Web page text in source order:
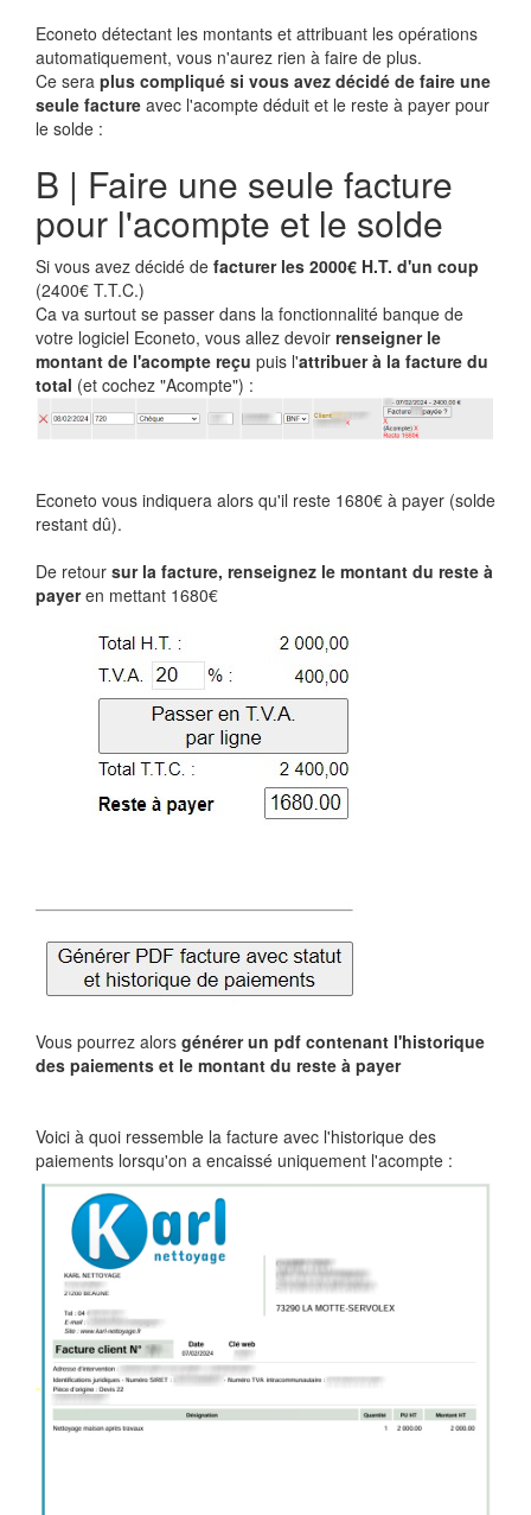
Econeto détectant les montants et attribuant les opérations
automatiquement, vous n'aurez rien à faire de plus.
Ce sera plus compliqué si vous avez décidé de faire une
seule facture avec l'acompte déduit et le reste à payer pour
le solde :
B | Faire une seule facture
pour l'acompte et le solde
Si vous avez décidé de facturer les 2000€ H.T. d'un coup
(2400€ T.T.C.)
Ca va surtout se passer dans la fonctionnalité banque de
votre logiciel Econeto, vous allez devoir renseigner le
montant de l'acompte reçu puis l'attribuer à la facture du
total (et cochez "Acompte") :
Econeto vous indiquera alors qu'il reste 1680€ à payer (solde
restant dû).
De retour sur la facture, renseignez le montant du reste à
payeren mettant 1680€
Vous pourrez alors générer un pdf contenant l'historique
des paiements et le montant du reste à payer
Voici à quoi ressemble la facture avec l'historique des
paiements lorsqu'on a encaissé uniquement l'acompte :